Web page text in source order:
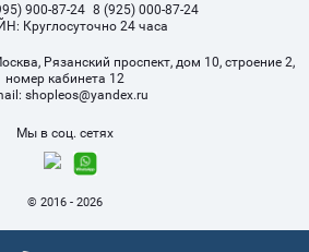
900-87-24 8 (925) 000-87-24
Круглосуточно 24 часа
Рязанский проспект, дом 10, строение 2,
номер кабинета 12
shopleos@yandex.ru
Мы в соц. сетях
© 2016 - 2026